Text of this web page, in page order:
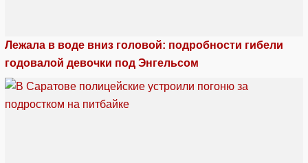
Лежала в воде вниз головой: подробности гибели
годовалой девочки под Энгельсом